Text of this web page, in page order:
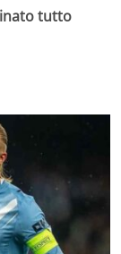
tutto